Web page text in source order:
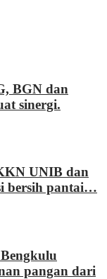
BGN dan
sinergi.
UNIB dan
bersih pantai…
pangan dari